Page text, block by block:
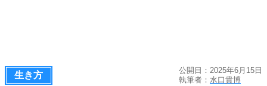
生き方
公開日：2025年6月15日
執筆者： 水口貴博